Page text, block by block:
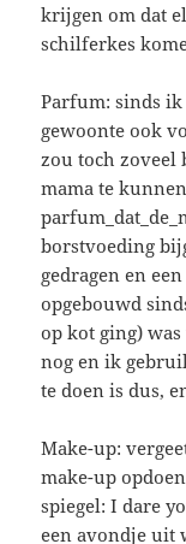
krijgen om dat
schilferkes
Parfum: sinds
gewoonte ook
zou toch zoveel
mama te
borstvoeding
gedragen en
opgebouwd
op kot ging)
nog en ik
te doen is dus,
Make-up:
make-up
spiegel: I dare
een avondje uit